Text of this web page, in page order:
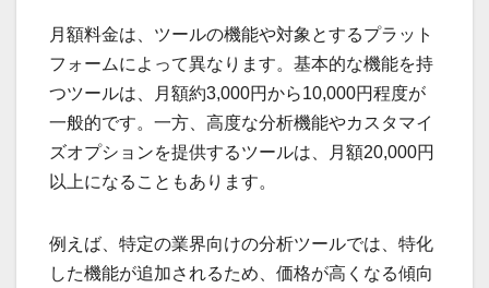
月額料金は、ツールの機能や対象とするプラット
フォームによって異なります。基本的な機能を持
つツールは、月額約3,000円から10,000円程度が
一般的です。一方、高度な分析機能やカスタマイ
ズオプションを提供するツールは、月額20,000円
以上になることもあります。
例えば、特定の業界向けの分析ツールでは、特化
した機能が追加されるため、価格が高くなる傾向